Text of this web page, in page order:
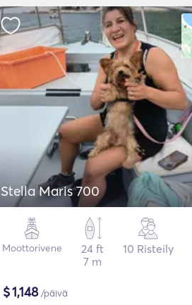
Stella Maris 700
Moottorivene
24 ft
7 m
10 Risteily
$1,148/päivä